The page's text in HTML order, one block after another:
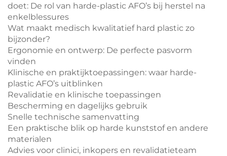
doet: De rol van harde-plastic AFO’s bij herstel na
enkelblessures
Wat maakt medisch kwalitatief hard plastic zo
bijzonder?
Ergonomie en ontwerp: De perfecte pasvorm
vinden
Klinische en praktijktoepassingen: waar harde-
plastic AFO’s uitblinken
Revalidatie en klinische toepassingen
Bescherming en dagelijks gebruik
Snelle technische samenvatting
Een praktische blik op harde kunststof en andere
materialen
Advies voor clinici, inkopers en revalidatieteam